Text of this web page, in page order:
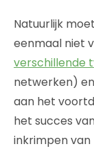
Natuurlijk
eenmaal niet
verschillende
netwerken)
aan het
het succes
inkrimpen van